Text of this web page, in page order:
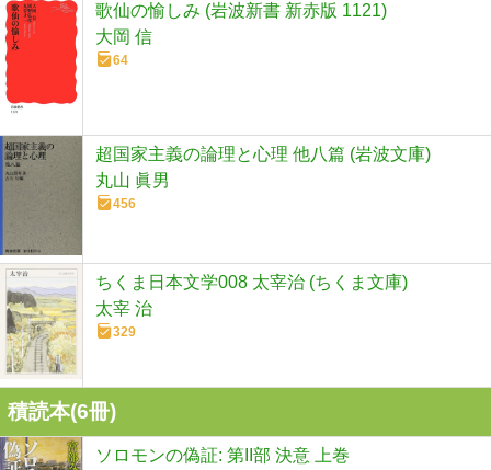
歌仙の愉しみ (岩波新書 新赤版 1121)
大岡 信
64
超国家主義の論理と心理 他八篇 (岩波文庫)
丸山 眞男
456
ちくま日本文学008 太宰治 (ちくま文庫)
太宰 治
329
積読本(6冊)
ソロモンの偽証: 第II部 決意 上巻